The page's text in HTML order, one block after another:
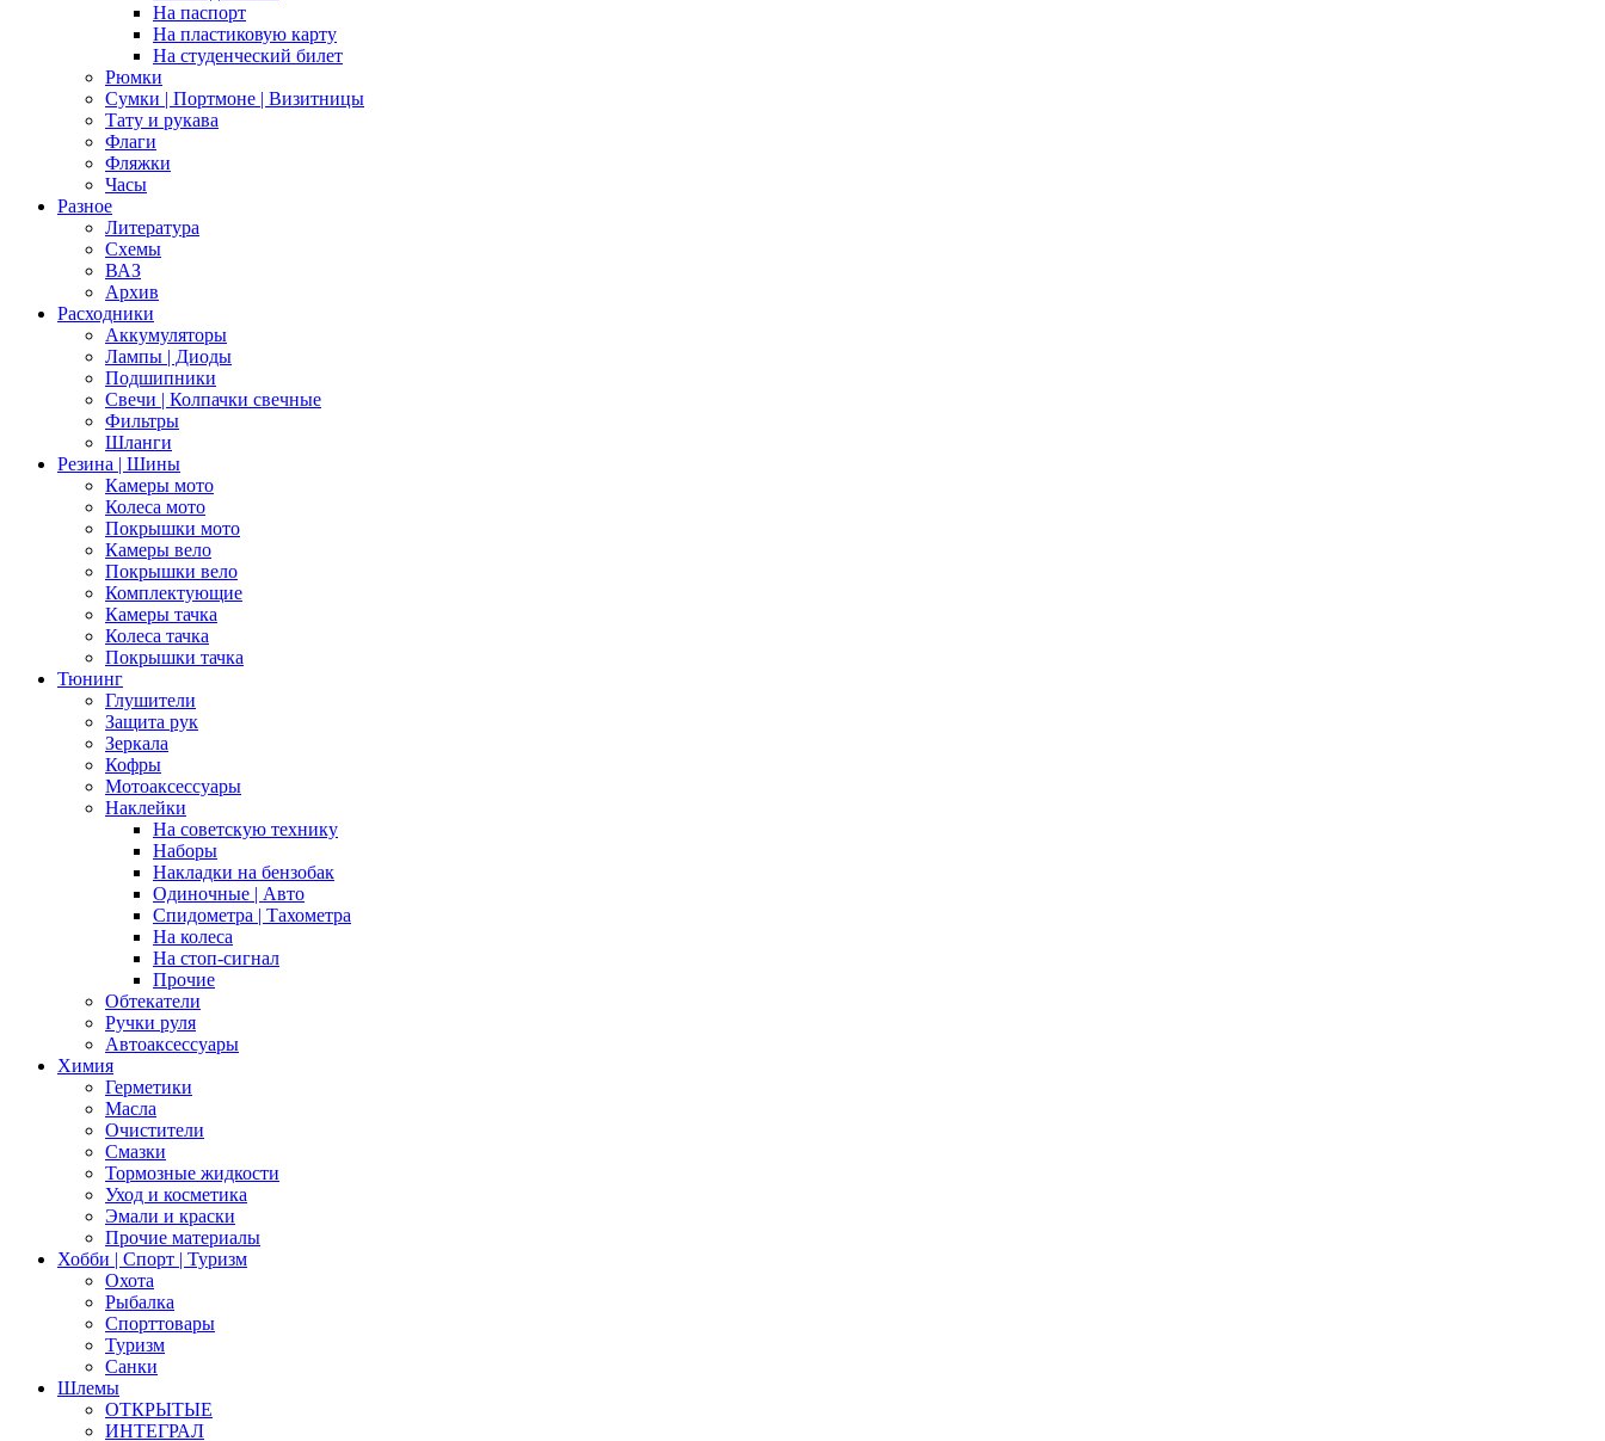
На паспорт
На пластиковую карту
На студенческий билет
Рюмки
Сумки | Портмоне | Визитницы
Тату и рукава
Флаги
Фляжки
Часы
Разное
Литература
Схемы
ВАЗ
Архив
Расходники
Аккумуляторы
Лампы | Диоды
Подшипники
Свечи | Колпачки свечные
Фильтры
Шланги
Резина | Шины
Камеры мото
Колеса мото
Покрышки мото
Камеры вело
Покрышки вело
Комплектующие
Камеры тачка
Колеса тачка
Покрышки тачка
Тюнинг
Глушители
Защита рук
Зеркала
Кофры
Мотоаксессуары
Наклейки
На советскую технику
Наборы
Накладки на бензобак
Одиночные | Авто
Спидометра | Тахометра
На колеса
На стоп-сигнал
Прочие
Обтекатели
Ручки руля
Автоаксессуары
Химия
Герметики
Масла
Очистители
Смазки
Тормозные жидкости
Уход и косметика
Эмали и краски
Прочие материалы
Хобби | Cпорт | Туризм
Охота
Рыбалка
Спорттовары
Туризм
Санки
Шлемы
ОТКРЫТЫЕ
ИНТЕГРАЛ